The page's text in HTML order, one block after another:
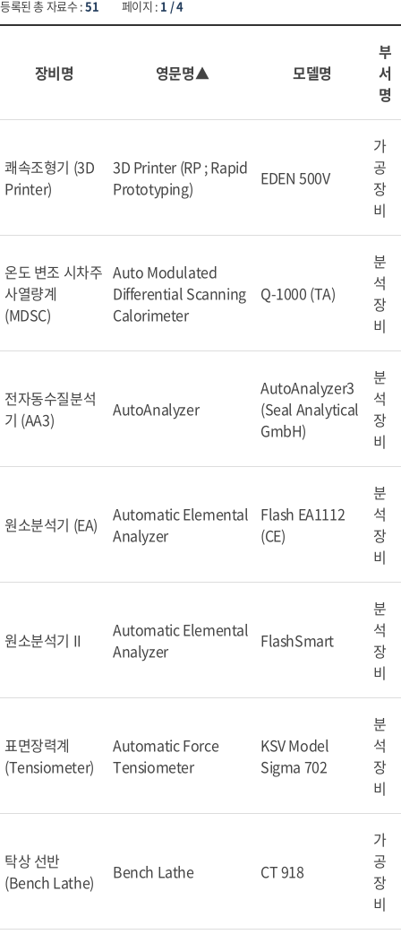
등록된 총 자료수 :51 페이지 : 1 / 4
장비명 영문명▲ 모델명
부
서
명
쾌속조형기 (3D
Printer)
3D Printer (RP ; Rapid
Prototyping)
EDEN 500V
가
공
장
비
온도 변조 시차주
사열량계
(MDSC)
Auto Modulated
Differential Scanning
Calorimeter
Q-1000 (TA)
분
석
장
비
전자동수질분석
기 (AA3)
AutoAnalyzer
AutoAnalyzer3
(Seal Analytical
GmbH)
분
석
장
비
원소분석기 (EA)
Automatic Elemental
Analyzer
Flash EA1112
(CE)
분
석
장
비
원소분석기 II
Automatic Elemental
Analyzer
FlashSmart
분
석
장
비
표면장력계
(Tensiometer)
Automatic Force
Tensiometer
KSV Model
Sigma 702
분
석
장
비
탁상 선반
(Bench Lathe)
Bench Lathe CT 918
가
공
장
비